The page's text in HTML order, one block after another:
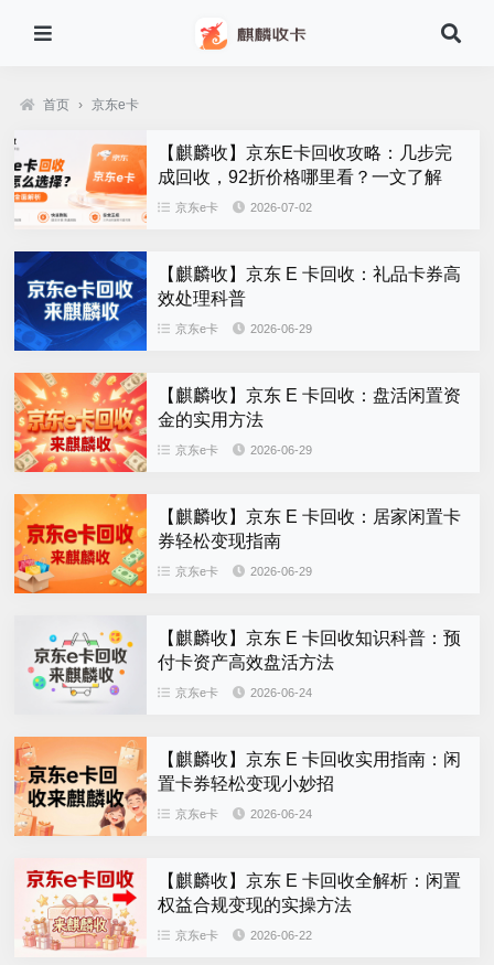
首页 › 京东e卡
【麒麟收】京东E卡回收攻略：几步完
成回收，92折价格哪里看？一文了解
京东e卡 2026-07-02
【麒麟收】京东 E 卡回收：礼品卡券高
效处理科普
京东e卡 2026-06-29
【麒麟收】京东 E 卡回收：盘活闲置资
金的实用方法
京东e卡 2026-06-29
【麒麟收】京东 E 卡回收：居家闲置卡
券轻松变现指南
京东e卡 2026-06-29
【麒麟收】京东 E 卡回收知识科普：预
付卡资产高效盘活方法
京东e卡 2026-06-24
【麒麟收】京东 E 卡回收实用指南：闲
置卡券轻松变现小妙招
京东e卡 2026-06-24
【麒麟收】京东 E 卡回收全解析：闲置
权益合规变现的实操方法
京东e卡 2026-06-22